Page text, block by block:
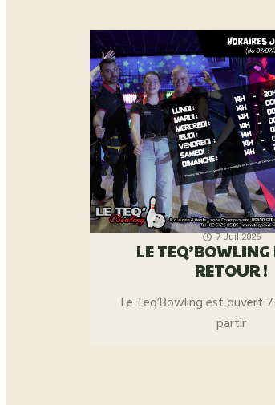
7 Juil 2026
LE TEQ’BOWLING
RETOUR !
Le Teq’Bowling est ouvert
partir